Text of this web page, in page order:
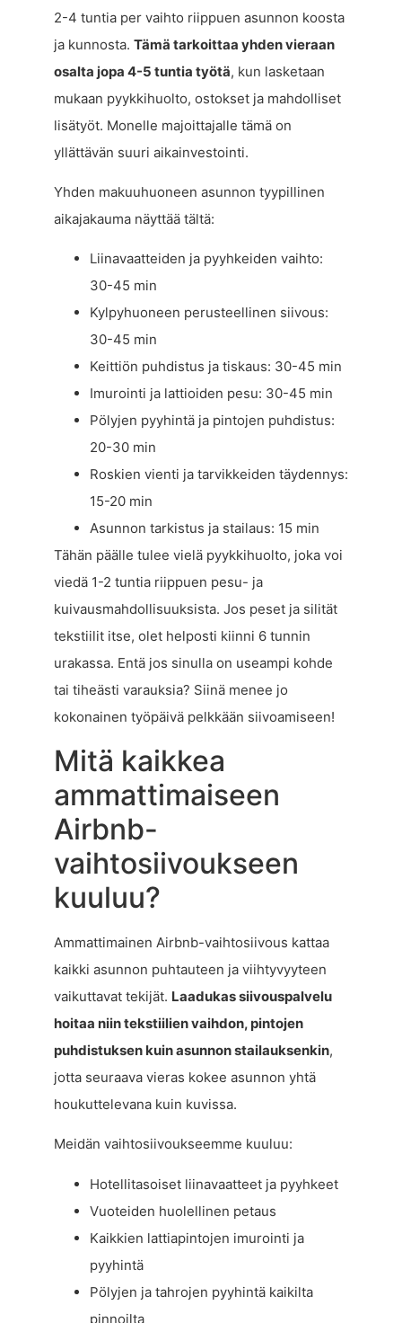
2-4 tuntia per vaihto riippuen asunnon koosta
ja kunnosta. Tämä tarkoittaa yhden vieraan
osalta jopa 4-5 tuntia työtä, kun lasketaan
mukaan pyykkihuolto, ostokset ja mahdolliset
lisätyöt. Monelle majoittajalle tämä on
yllättävän suuri aikainvestointi.
Yhden makuuhuoneen asunnon tyypillinen
aikajakauma näyttää tältä:
Liinavaatteiden ja pyyhkeiden vaihto:
30-45 min
Kylpyhuoneen perusteellinen siivous:
30-45 min
Keittiön puhdistus ja tiskaus: 30-45 min
Imurointi ja lattioiden pesu: 30-45 min
Pölyjen pyyhintä ja pintojen puhdistus:
20-30 min
Roskien vienti ja tarvikkeiden täydennys:
15-20 min
Asunnon tarkistus ja stailaus: 15 min
Tähän päälle tulee vielä pyykkihuolto, joka voi
viedä 1-2 tuntia riippuen pesu- ja
kuivausmahdollisuuksista. Jos peset ja silität
tekstiilit itse, olet helposti kiinni 6 tunnin
urakassa. Entä jos sinulla on useampi kohde
tai tiheästi varauksia? Siinä menee jo
kokonainen työpäivä pelkkään siivoamiseen!
Mitä kaikkea
ammattimaiseen
Airbnb-
vaihtosiivoukseen
kuuluu?
Ammattimainen Airbnb-vaihtosiivous kattaa
kaikki asunnon puhtauteen ja viihtyvyyteen
vaikuttavat tekijät. Laadukas siivouspalvelu
hoitaa niin tekstiilien vaihdon, pintojen
puhdistuksen kuin asunnon stailauksenkin,
jotta seuraava vieras kokee asunnon yhtä
houkuttelevana kuin kuvissa.
Meidän vaihtosiivoukseemme kuuluu:
Hotellitasoiset liinavaatteet ja pyyhkeet
Vuoteiden huolellinen petaus
Kaikkien lattiapintojen imurointi ja
pyyhintä
Pölyjen ja tahrojen pyyhintä kaikilta
pinnoilta